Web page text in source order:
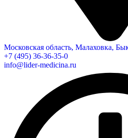
Московская область, Малаховка,
+7 (495) 36-36-35-0
info@lider-medicina.ru